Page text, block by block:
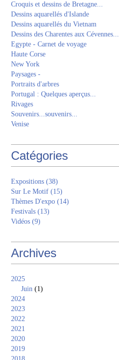
Croquis et dessins de Bretagne...
Dessins aquarellés d'Islande
Dessins aquarellés du Vietnam
Dessins des Charentes aux Cévennes...
Egypte - Carnet de voyage
Haute Corse
New York
Paysages -
Portraits d'arbres
Portugal : Quelques aperçus...
Rivages
Souvenirs...souvenirs...
Venise
Catégories
Expositions (38)
Sur Le Motif (15)
Thèmes D'expo (14)
Festivals (13)
Vidéos (9)
Archives
2025
Juin (1)
2024
2023
2022
2021
2020
2019